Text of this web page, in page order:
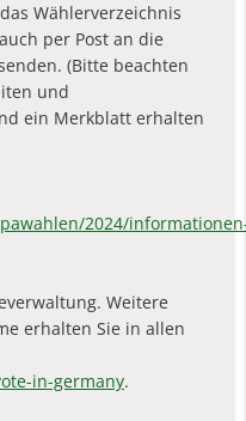
Wählerverzeichnis
per Post an die
(Bitte beachten
und
ein Merkblatt erhalten
2024/
Weitere
erhalten Sie in allen
in-germany.